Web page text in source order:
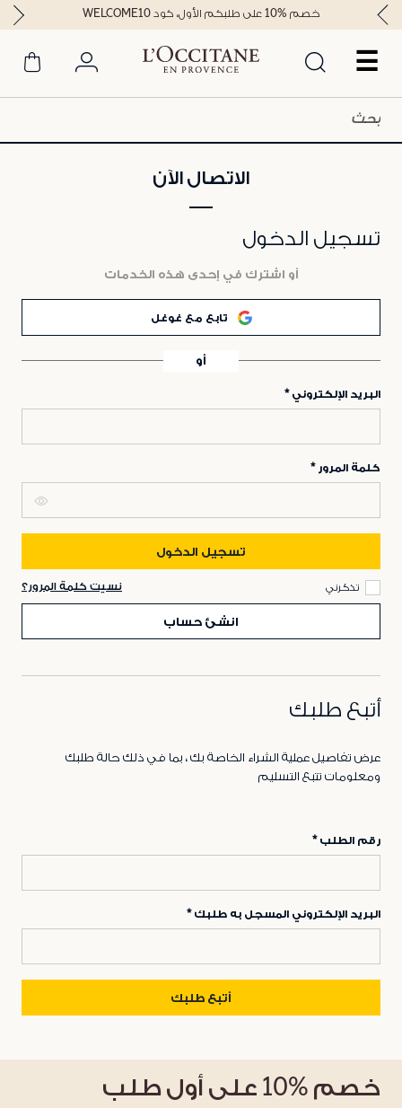
☰
خصم %10 على طلبكم الأول، كود WELCOME10
الاتصال الآن
تسجيل الدخول
أو اشترك في إحدى هذه الخدمات
تابع مع غوغل
أو
البريد الإلكتروني
كلمة المرور
تسجيل الدخول
تذكرني نسيت كلمة المرور؟
انشئ حساب
أتبع طلبك
عرض تفاصيل عملية الشراء الخاصة بك ، بما في ذلك حالة طلبك
ومعلومات تتبع التسليم
رقم الطلب
البريد الإلكتروني المسجل به طلبك
أتبع طلبك
خصم %10 على أول طلب